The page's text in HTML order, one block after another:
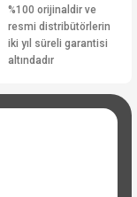
%100 orijinaldir ve
resmi distribütörlerin
iki yıl süreli garantisi
altındadır